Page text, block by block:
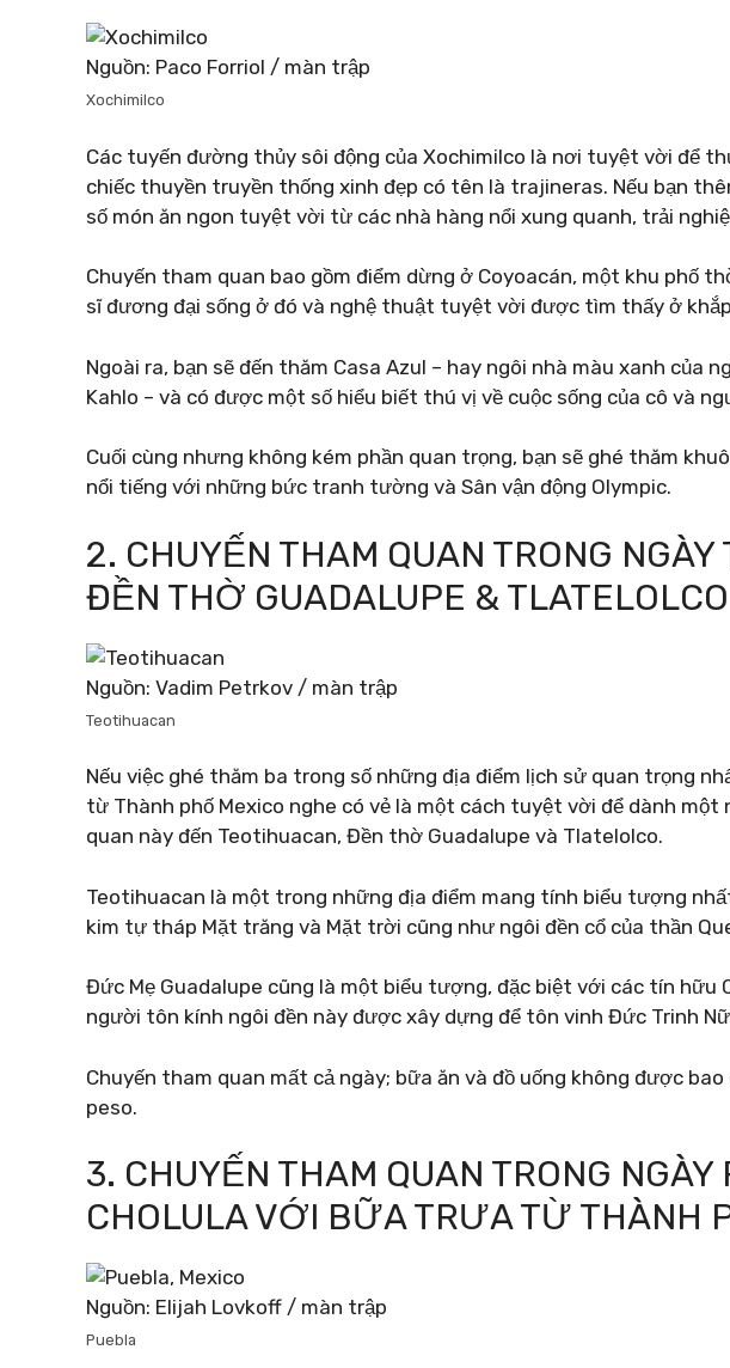
Nguồn: Paco Forriol / màn trập
Xochimilco
Các tuyến đường thủy sôi động của Xochimilco là nơi tuyệt vời để
chiếc thuyền truyền thống xinh đẹp có tên là trajineras. Nếu bạn
số món ăn ngon tuyệt vời từ các nhà hàng nổi xung quanh, trải
Chuyến tham quan bao gồm điểm dừng ở Coyoacán, một khu phố
sĩ đương đại sống ở đó và nghệ thuật tuyệt vời được tìm thấy ở
Ngoài ra, bạn sẽ đến thăm Casa Azul – hay ngôi nhà màu xanh của
Kahlo – và có được một số hiểu biết thú vị về cuộc sống của cô và
Cuối cùng nhưng không kém phần quan trọng, bạn sẽ ghé thăm
nổi tiếng với những bức tranh tường và Sân vận động Olympic.
2. CHUYẾN THAM QUAN TRONG NGÀY
ĐỀN THỜ GUADALUPE & TLATELOLCO
Nguồn: Vadim Petrkov / màn trập
Teotihuacan
Nếu việc ghé thăm ba trong số những địa điểm lịch sử quan trọng
từ Thành phố Mexico nghe có vẻ là một cách tuyệt vời để dành một
quan này đến Teotihuacan, Đền thờ Guadalupe và Tlatelolco.
Teotihuacan là một trong những địa điểm mang tính biểu tượng
kim tự tháp Mặt trăng và Mặt trời cũng như ngôi đền cổ của thần
Đức Mẹ Guadalupe cũng là một biểu tượng, đặc biệt với các tín hữu
người tôn kính ngôi đền này được xây dựng để tôn vinh Đức Trinh
Chuyến tham quan mất cả ngày; bữa ăn và đồ uống không được
peso.
3. CHUYẾN THAM QUAN TRONG NGÀY
CHOLULA VỚI BỮA TRƯA TỪ THÀNH
Nguồn: Elijah Lovkoff / màn trập
Puebla